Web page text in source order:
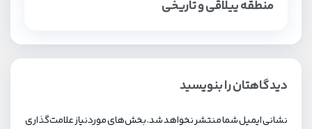
منطقه ییلاقی و تاریخی
دیدگاهتان را بنویسید
نشانی ایمیل شما منتشر نخواهد شد.بخش‌های موردنیاز علامت‌گذاری